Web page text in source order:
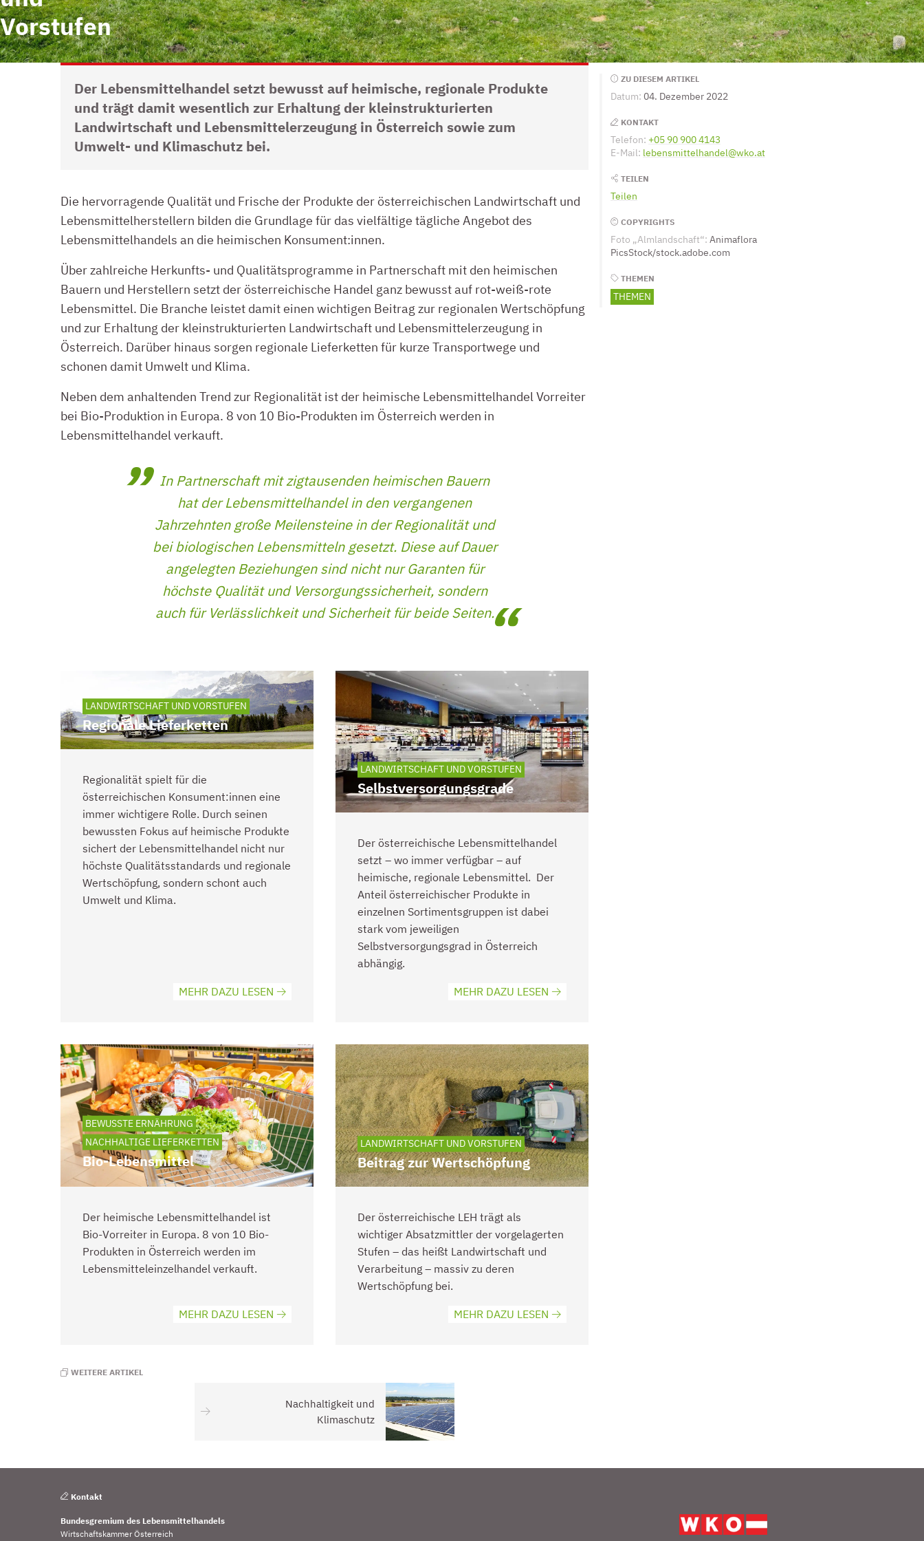
Vorstufen
Der Lebensmittelhandel setzt bewusst auf heimische, regionale Produkte
und trägt damit wesentlich zur Erhaltung der kleinstrukturierten
Landwirtschaft und Lebensmittelerzeugung in Österreich sowie zum
Umwelt- und Klimaschutz bei.
Die hervorragende Qualität und Frische der Produkte der österreichischen Landwirtschaft und
Lebensmittelherstellern bilden die Grundlage für das vielfältige tägliche Angebot des
Lebensmittelhandels an die heimischen Konsument:innen.
Über zahlreiche Herkunfts- und Qualitätsprogramme in Partnerschaft mit den heimischen
Bauern und Herstellern setzt der österreichische Handel ganz bewusst auf rot-weiß-rote
Lebensmittel. Die Branche leistet damit einen wichtigen Beitrag zur regionalen Wertschöpfung
und zur Erhaltung der kleinstrukturierten Landwirtschaft und Lebensmittelerzeugung in
Österreich. Darüber hinaus sorgen regionale Lieferketten für kurze Transportwege und
schonen damit Umwelt und Klima.
Neben dem anhaltenden Trend zur Regionalität ist der heimische Lebensmittelhandel Vorreiter
bei Bio-Produktion in Europa. 8 von 10 Bio-Produkten im Österreich werden in
Lebensmittelhandel verkauft.
In Partnerschaft mit zigtausenden heimischen Bauern
hat der Lebensmittelhandel in den vergangenen
Jahrzehnten große Meilensteine in der Regionalität und
bei biologischen Lebensmitteln gesetzt. Diese auf Dauer
angelegten Beziehungen sind nicht nur Garanten für
höchste Qualität und Versorgungssicherheit, sondern
auch für Verlässlichkeit und Sicherheit für beide Seiten.
LANDWIRTSCHAFT UND VORSTUFEN
Regionale Lieferketten
Regionalität spielt für die
österreichischen Konsument:innen eine
immer wichtigere Rolle. Durch seinen
bewussten Fokus auf heimische Produkte
sichert der Lebensmittelhandel nicht nur
höchste Qualitätsstandards und regionale
Wertschöpfung, sondern schont auch
Umwelt und Klima.
MEHR DAZU LESEN
LANDWIRTSCHAFT UND VORSTUFEN
Selbstversorgungsgrade
Der österreichische Lebensmittelhandel
setzt – wo immer verfügbar – auf
heimische, regionale Lebensmittel. Der
Anteil österreichischer Produkte in
einzelnen Sortimentsgruppen ist dabei
stark vom jeweiligen
Selbstversorgungsgrad in Österreich
abhängig.
MEHR DAZU LESEN
BEWUSSTE ERNÄHRUNG
NACHHALTIGE LIEFERKETTEN
Bio-Lebensmittel
Der heimische Lebensmittelhandel ist
Bio-Vorreiter in Europa. 8 von 10 Bio-
Produkten in Österreich werden im
Lebensmitteleinzelhandel verkauft.
MEHR DAZU LESEN
LANDWIRTSCHAFT UND VORSTUFEN
Beitrag zur Wertschöpfung
Der österreichische LEH trägt als
wichtiger Absatzmittler der vorgelagerten
Stufen – das heißt Landwirtschaft und
Verarbeitung – massiv zu deren
Wertschöpfung bei.
MEHR DAZU LESEN
WEITERE ARTIKEL
Nachhaltigkeit und
Klimaschutz
Seitenleiste
ZU DIESEM ARTIKEL
Datum: 04. Dezember 2022
KONTAKT
Telefon: +05 90 900 4143
E-Mail: lebensmittelhandel@wko.at
TEILEN
Teilen
COPYRIGHTS
Foto „Almlandschaft“: Animaflora
PicsStock/stock.adobe.com
THEMEN
THEMEN
Kontakt
Bundesgremium des Lebensmittelhandels
Wirtschaftskammer Österreich